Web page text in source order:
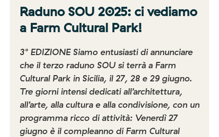
Raduno SOU 2025: ci vediamo
a Farm Cultural Park!
3° EDIZIONE Siamo entusiasti di annunciare
che il terzo raduno SOU si terrà a Farm
Cultural Park in Sicilia, il 27, 28 e 29 giugno.
Tre giorni intensi dedicati all’architettura,
all’arte, alla cultura e alla condivisione, con un
programma ricco di attività: Venerdì 27
giugno è il compleanno di Farm Cultural